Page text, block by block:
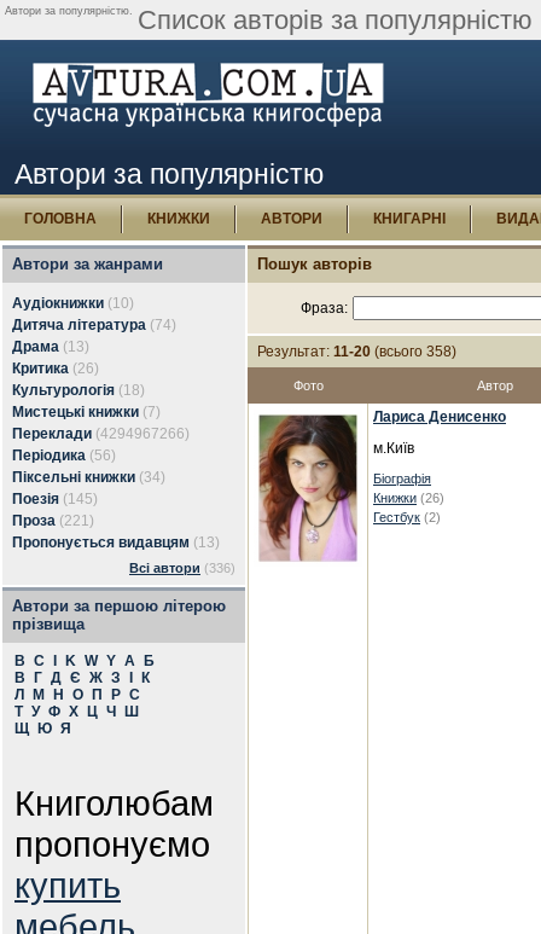
Автори за популярністю. Список авторів за
Автори за популярністю
ГОЛОВНА КНИЖКИ АВТОРИ КНИГАРНІ
Автори за жанрами
Аудіокнижки (10)
Дитяча література (74)
Драма (13)
Критика (26)
Культурологія (18)
Мистецькі книжки (7)
Переклади (4294967266)
Періодика (56)
Піксельні книжки (34)
Поезія (145)
Проза (221)
Пропонується видавцям (13)
Всі автори (336)
Автори за першою літерою
прізвища
B C K W Y А
Б
В
Г Д Є Ж З
К
Л
М Н О П Р С
Т У Ф Х Ц Ч
Ш
Щ
Ю Я
Книголюбам
пропонуємо
купить
Пошук авторів
Фраза:
Результат: 11-20 (всього 358)
Фото Автор
Лариса Денисенко
м.Київ
Біографія
Книжки (26)
Гестбук (2)